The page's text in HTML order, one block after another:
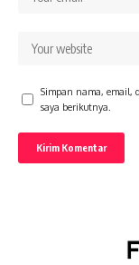
Simpan nama, email,
saya berikutnya.